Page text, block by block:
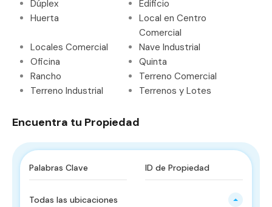
Dúplex
Edificio
Huerta
Local en Centro
Comercial
Locales Comercial
Nave Industrial
Oficina
Quinta
Rancho
Terreno Comercial
Terreno Industrial
Terrenos y Lotes
Encuentra tu Propiedad
Todas las ubicaciones